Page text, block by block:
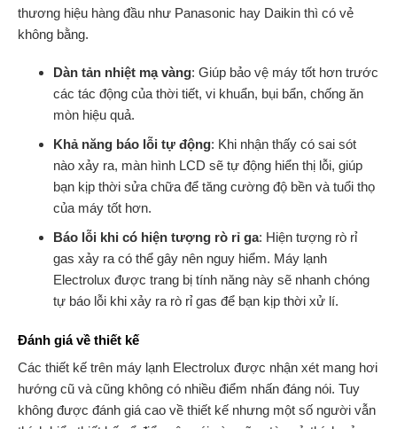
thương hiệu hàng đầu như Panasonic hay Daikin thì có vẻ
không bằng.
Dàn tản nhiệt mạ vàng: Giúp bảo vệ máy tốt hơn trước
các tác động của thời tiết, vi khuẩn, bụi bẩn, chống ăn
mòn hiệu quả.
Khả năng báo lỗi tự động: Khi nhận thấy có sai sót
nào xảy ra, màn hình LCD sẽ tự động hiển thị lỗi, giúp
bạn kịp thời sửa chữa để tăng cường độ bền và tuổi thọ
của máy tốt hơn.
Báo lỗi khi có hiện tượng rò rỉ ga: Hiện tượng rò rỉ
gas xảy ra có thể gây nên nguy hiểm. Máy lạnh
Electrolux được trang bị tính năng này sẽ nhanh chóng
tự báo lỗi khi xảy ra rò rỉ gas để bạn kịp thời xử lí.
Đánh giá về thiết kế
Các thiết kế trên máy lạnh Electrolux được nhận xét mang hơi
hướng cũ và cũng không có nhiều điểm nhấn đáng nói. Tuy
không được đánh giá cao về thiết kế nhưng một số người vẫn